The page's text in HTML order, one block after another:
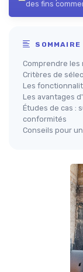
des fins
SOMMAIRE
Comprendre
Critères de
Les
Les avantages
Études de cas :
conformités
Conseils pour